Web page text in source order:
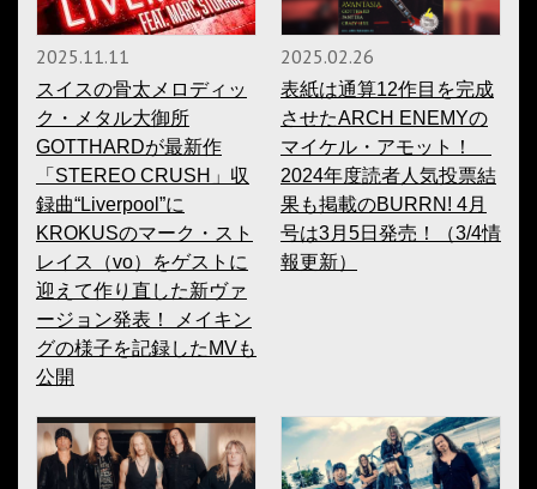
2025.11.11
スイスの骨太メロディッ
ク・メタル大御所
GOTTHARDが最新作
「STEREO CRUSH」収
録曲“Liverpool”に
KROKUSのマーク・スト
レイス（vo）をゲストに
迎えて作り直した新ヴァ
ージョン発表！ メイキン
グの様子を記録したMVも
公開
2025.02.26
表紙は通算12作目を完成
させたARCH ENEMYの
マイケル・アモット！
2024年度読者人気投票結
果も掲載のBURRN! 4月
号は3月5日発売！（3/4情
報更新）